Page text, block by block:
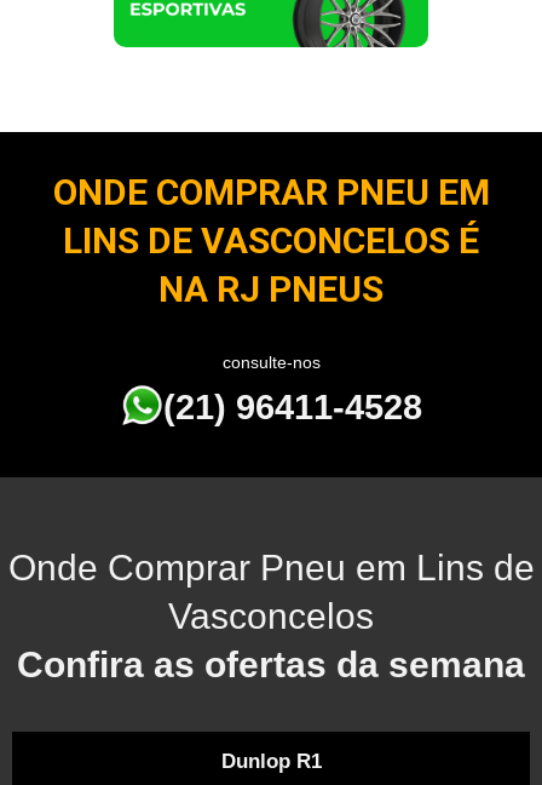
ONDE COMPRAR PNEU EM
LINS DE VASCONCELOS É
NA RJ PNEUS
consulte-nos
(21) 96411-4528
Onde Comprar Pneu em Lins de
Vasconcelos
Confira as ofertas da semana
Dunlop R1